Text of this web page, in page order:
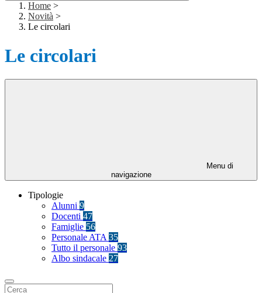
Home >
Novità >
Le circolari
Le circolari
Menu di
navigazione
Tipologie
Alunni 9
Docenti 47
Famiglie 56
Personale ATA 35
Tutto il personale 93
Albo sindacale 27